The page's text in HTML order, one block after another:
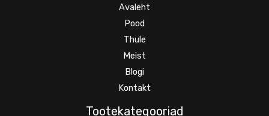
Avaleht
Pood
Thule
Meist
Blogi
Kontakt
Tootekategooriad